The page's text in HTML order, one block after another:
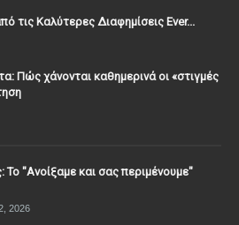
τις Καλύτερες Διαφημίσεις Ever...
Πώς χάνονται καθημερινά οι «στιγμές
Το "Ανοίξαμε και σας περιμένουμε"
2026